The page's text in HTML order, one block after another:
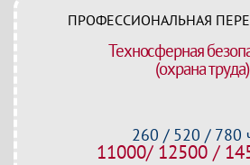
ПРОФЕССИОНАЛЬНАЯ
Техносферная
(охрана труда)
260 / 520 / 780
11000/ 12500 /